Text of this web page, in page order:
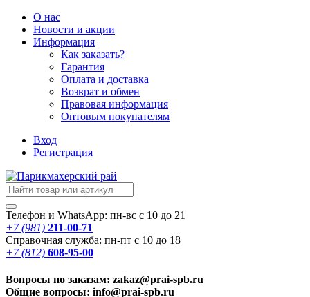
О нас
Новости и акции
Информация
Как заказать?
Гарантия
Оплата и доставка
Возврат и обмен
Правовая информация
Оптовым покупателям
Вход
Регистрация
Телефон и WhatsApp: пн-вс с 10 до 21
+7 (981) 211-00-71
Справочная служба: пн-пт с 10 до 18
+7 (812) 608-95-00
Вопросы по заказам: zakaz@prai-spb.ru
Общие вопросы: info@prai-spb.ru